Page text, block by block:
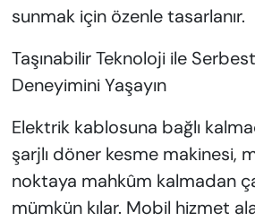
sunmak için özenle tasarlanır.
Taşınabilir Teknoloji ile
Deneyimini Yaşayın
Elektrik kablosuna bağlı
şarjlı döner kesme makinesi,
noktaya mahkûm kalmadan
mümkün kılar. Mobil hizmet